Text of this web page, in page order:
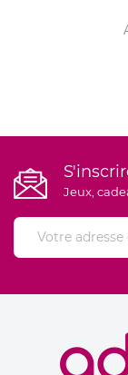
Jeux,